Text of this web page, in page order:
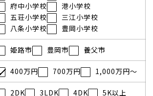
府中小学校
港小学校
五荘小学校
三江小学校
八条小学校
豊岡小学校
姫路市 豊岡市 養父市
400万円 700万円 1,000万円～
2DK 3LDK 4DK 5K以上